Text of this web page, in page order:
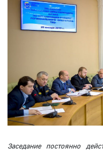
Заседание постоянно